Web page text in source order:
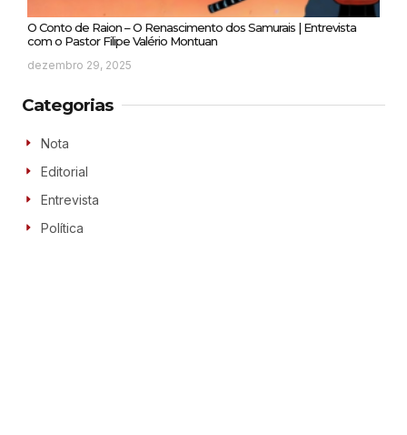
O Conto de Raion – O Renascimento dos Samurais | Entrevista
com o Pastor Filipe Valério Montuan
dezembro 29, 2025
Categorias
Nota
Editorial
Entrevista
Política